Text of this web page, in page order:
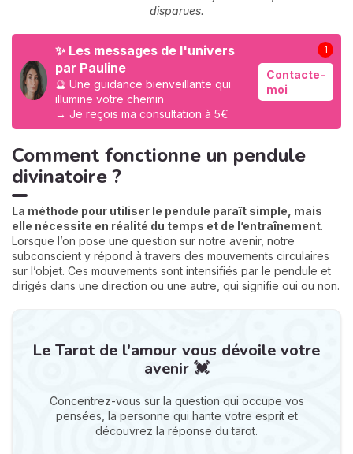
disparues.
✨ Les messages de l'univers
par Pauline
🔮 Une guidance bienveillante qui
illumine votre chemin
→ Je reçois ma consultation à 5€
Contacte-
moi
1
Comment fonctionne un pendule
divinatoire ?
La méthode pour utiliser le pendule paraît simple, mais
elle nécessite en réalité du temps et de l’entraînement.
Lorsque l’on pose une question sur notre avenir, notre
subconscient y répond à travers des mouvements circulaires
sur l’objet. Ces mouvements sont intensifiés par le pendule et
dirigés dans une direction ou une autre, qui signifie oui ou non.
Le Tarot de l'amour vous dévoile votre
avenir 💓
Concentrez-vous sur la question qui occupe vos
pensées, la personne qui hante votre esprit et
découvrez la réponse du tarot.